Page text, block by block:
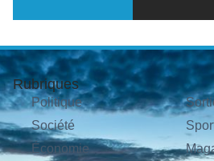
Rubriques
Politique
Société
Économie